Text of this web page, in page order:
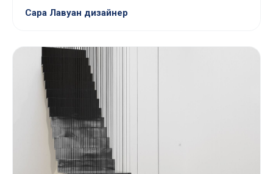
Сара Лавуан дизайнер